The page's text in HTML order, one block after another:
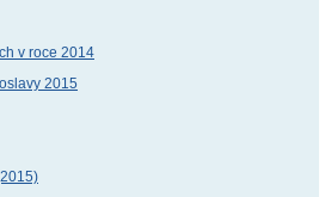
v roce 2014
2015